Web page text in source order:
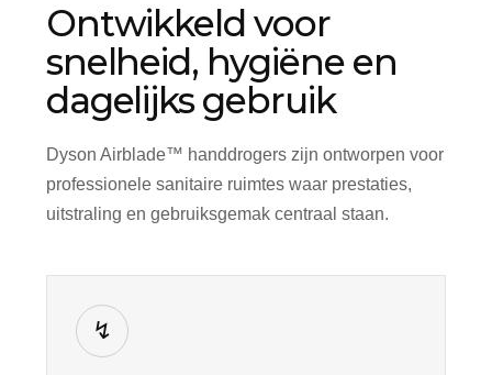
Ontwikkeld voor
snelheid, hygiëne en
dagelijks gebruik
Dyson Airblade™ handdrogers zijn ontworpen voor
professionele sanitaire ruimtes waar prestaties,
uitstraling en gebruiksgemak centraal staan.
↯